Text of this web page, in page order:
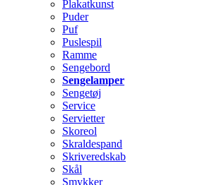
Plakatkunst
Puder
Puf
Puslespil
Ramme
Sengebord
Sengelamper
Sengetøj
Service
Servietter
Skoreol
Skraldespand
Skriveredskab
Skål
Smykker